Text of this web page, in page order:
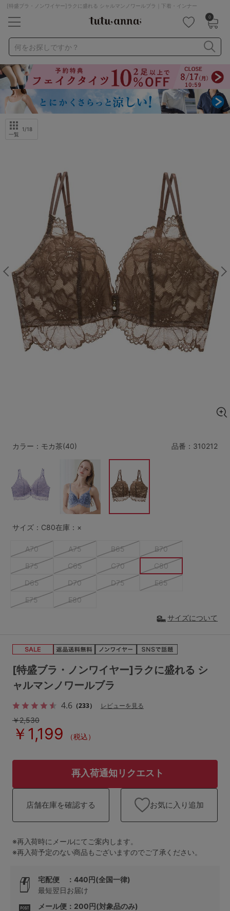
[特盛ブラ・ノンワイヤー]ラクに盛れる シャルマンノワールブラ｜下着・インナー
0
何をお探しですか？
ナイトブラ ノンワイヤー 特盛ブラ
チューブトップ
折り畳み
パジャマ ストッキング
キャミソール
ルームウェア
レッグウェア
ルームウェア ライフスタイル
メンズ キッズ
マタニティ ギフトラッピング
SALE
サイズからブラを探す
A60 A65 A70
F65 F70
G65 G75
H70 H75
M
L LL
S-AB S-CD
M-CD M-EF
L-AB L-EF
サイズの表示を閉じる
～999円 1,000～1,999円
4,000円～
セールアイテムから探す
セールアイテム
新着アイテム
ランキング
高評価レビューアイテム
WEB限定アイテム
検索を閉じる
一覧
1/18
品番： 310212
[特盛ブラ・ノンワイヤー]ラクに盛れる シ
ャルマンノワールブラ
4.6（233）
レビューを見る
￥2,530
￥1,199 （税込）
カラー：モカ茶(40)
サイズ：C80在庫：×
A70 A75 B65
B70
B75
C65 C70
C80
D65
D70 D75
E65
E75
E80
サイズについて
再入荷通知リクエスト
店舗在庫を確認する お気に入り追加
※再入荷時にメールにてご案内します。
※再入荷予定のない商品もございますのでご了承ください。
宅配便 ：440円(全国一律)
最短翌日お届け
メール便：200円(対象品のみ)